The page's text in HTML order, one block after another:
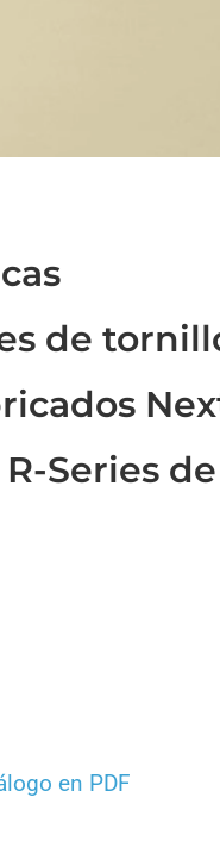
de
Series de
en PDF